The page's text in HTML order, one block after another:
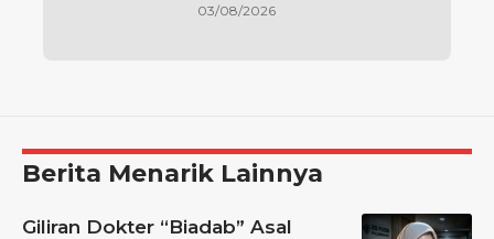
03/08/2026
Berita Menarik Lainnya
Giliran Dokter “Biadab” Asal